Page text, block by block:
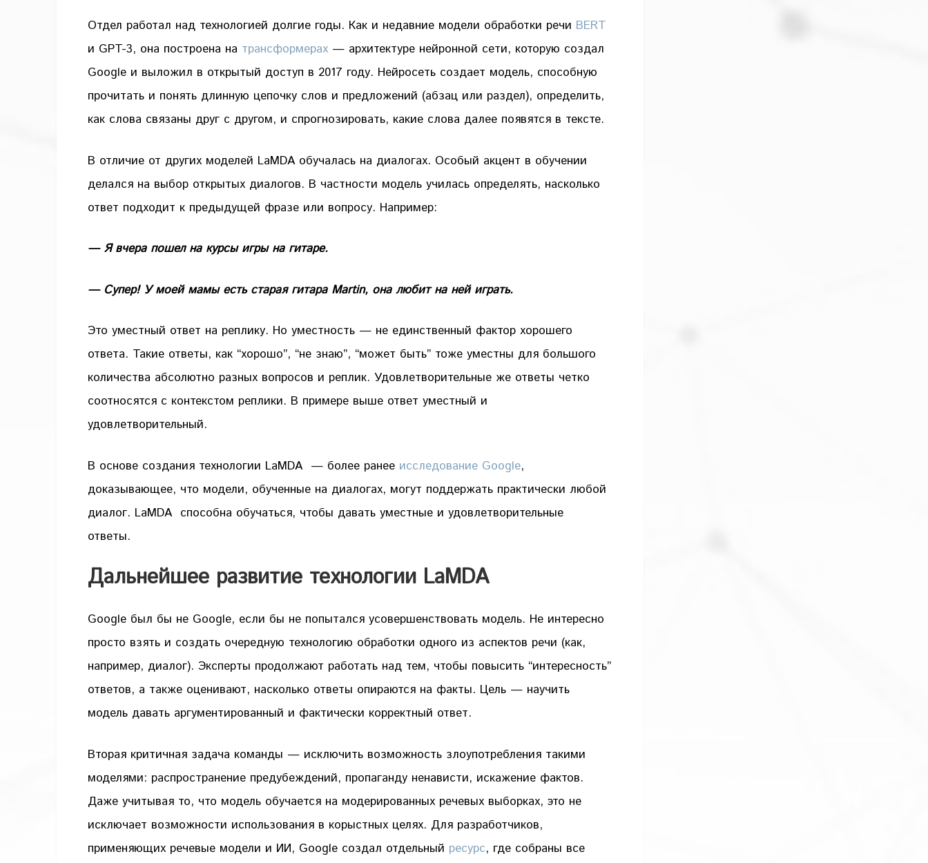
Отдел работал над технологией долгие годы. Как и недавние модели обработки речи BERT
и GPT-3, она построена на трансформерах — архитектуре нейронной сети, которую создал
Google и выложил в открытый доступ в 2017 году. Нейросеть создает модель, способную
прочитать и понять длинную цепочку слов и предложений (абзац или раздел), определить,
как слова связаны друг с другом, и спрогнозировать, какие слова далее появятся в тексте.
В отличие от других моделей LaMDA обучалась на диалогах. Особый акцент в обучении
делался на выбор открытых диалогов. В частности модель училась определять, насколько
ответ подходит к предыдущей фразе или вопросу. Например:
— Я вчера пошел на курсы игры на гитаре.
— Супер! У моей мамы есть старая гитара Martin, она любит на ней играть.
Это уместный ответ на реплику. Но уместность — не единственный фактор хорошего
ответа. Такие ответы, как “хорошо”, “не знаю”, “может быть” тоже уместны для большого
количества абсолютно разных вопросов и реплик. Удовлетворительные же ответы четко
соотносятся с контекстом реплики. В примере выше ответ уместный и
удовлетворительный.
В основе создания технологии LaMDA — более ранее исследование Google,
доказывающее, что модели, обученные на диалогах, могут поддержать практически любой
диалог. LaMDA способна обучаться, чтобы давать уместные и удовлетворительные
ответы.
Дальнейшее развитие технологии LaMDA
Google был бы не Google, если бы не попытался усовершенствовать модель. Не интересно
просто взять и создать очередную технологию обработки одного из аспектов речи (как,
например, диалог). Эксперты продолжают работать над тем, чтобы повысить “интересность”
ответов, а также оценивают, насколько ответы опираются на факты. Цель — научить
модель давать аргументированный и фактически корректный ответ.
Вторая критичная задача команды — исключить возможность злоупотребления такими
моделями: распространение предубеждений, пропаганду ненависти, искажение фактов.
Даже учитывая то, что модель обучается на модерированных речевых выборках, это не
исключает возможности использования в корыстных целях. Для разработчиков,
применяющих речевые модели и ИИ, Google создал отдельный ресурс, где собраны все